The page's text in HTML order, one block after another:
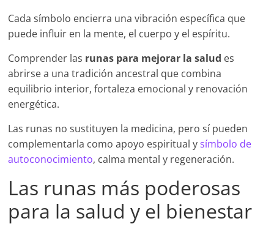
Cada símbolo encierra una vibración específica que
puede influir en la mente, el cuerpo y el espíritu.
Comprender las runas para mejorar la salud es
abrirse a una tradición ancestral que combina
equilibrio interior, fortaleza emocional y renovación
energética.
Las runas no sustituyen la medicina, pero sí pueden
complementarla como apoyo espiritual ysímbolo de
autoconocimiento, calma mental y regeneración.
Las runas más poderosas
para la salud y el bienestar